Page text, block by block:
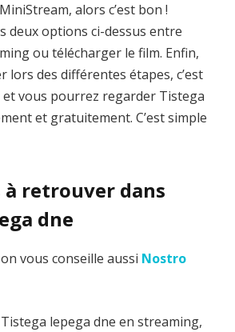
alors c’est bon !
deux options ci-dessus entre
ou télécharger le film. Enfin,
lors des différentes étapes, c’est
vous pourrez regarder Tistega
et gratuitement. C’est simple
à retrouver dans
dne
vous conseille aussi Nostro
lepega dne en streaming,